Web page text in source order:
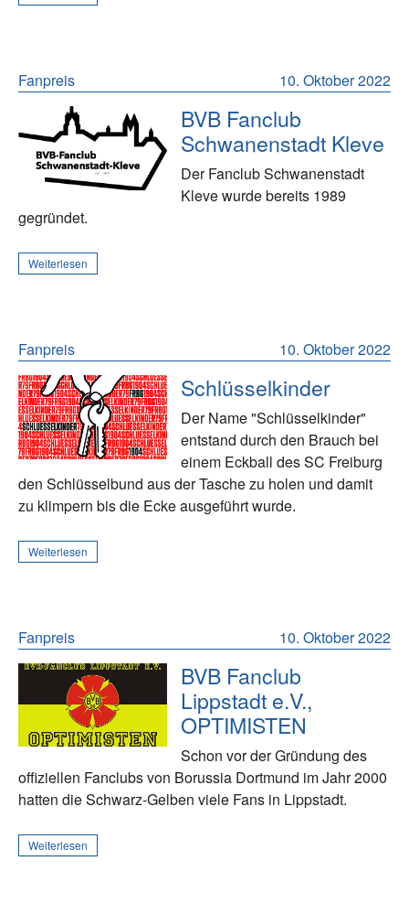
10. Oktober 2022
Fanpreis
BVB Fanclub
Schwanenstadt Kleve
Der Fanclub Schwanenstadt
Kleve wurde bereits 1989
gegründet.
Weiterlesen
10. Oktober 2022
Fanpreis
Schlüsselkinder
Der Name "Schlüsselkinder"
entstand durch den Brauch bei
einem Eckball des SC Freiburg
den Schlüsselbund aus der Tasche zu holen und damit
zu klimpern bis die Ecke ausgeführt wurde.
Weiterlesen
10. Oktober 2022
Fanpreis
BVB Fanclub
Lippstadt e.V.,
OPTIMISTEN
Schon vor der Gründung des
offiziellen Fanclubs von Borussia Dortmund im Jahr 2000
hatten die Schwarz-Gelben viele Fans in Lippstadt.
Weiterlesen